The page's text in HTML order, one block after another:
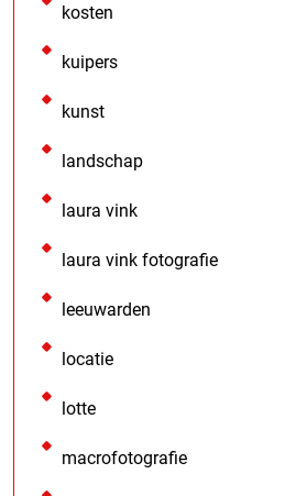
kosten
kuipers
kunst
landschap
laura vink
laura vink fotografie
leeuwarden
locatie
lotte
macrofotografie